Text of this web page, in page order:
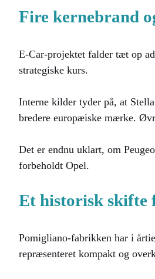
Fire kernebrand
E-Car-projektet falder tæt op
strategiske kurs.
Interne kilder tyder på, at
bredere europæiske mærke.
Det er endnu uklart, om
forbeholdt Opel.
Et historisk skifte
Pomigliano-fabrikken har i
repræsenteret kompakt og